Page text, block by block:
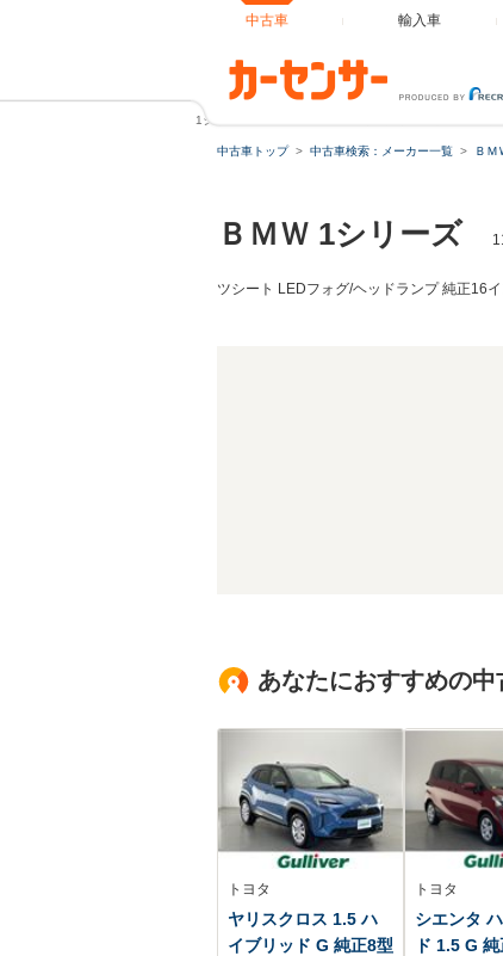
中古車 輸入車
1シリーズ 118d スポーツ パーキングサポート/コンフ
中古車トップ
中古車検索：メーカー一覧 ＢＭ
ＢＭＷ 1シリーズ
ツシート LEDフォグ/ヘッドランプ 純正16
あなたにおすすめの中
トヨタ
ヤリスクロス 1.5 ハ
イブリッド G 純正8型
トヨタ
シエンタ
ド 1.5 G